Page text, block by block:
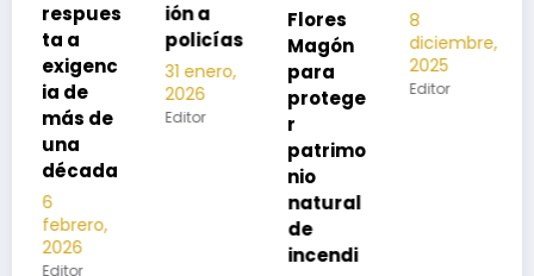
ión a
policías
31 enero,
2026
Editor
Flores
Magón
para
protege
r
8
diciembre,
2025
Editor
noviembre,
2025
Editor